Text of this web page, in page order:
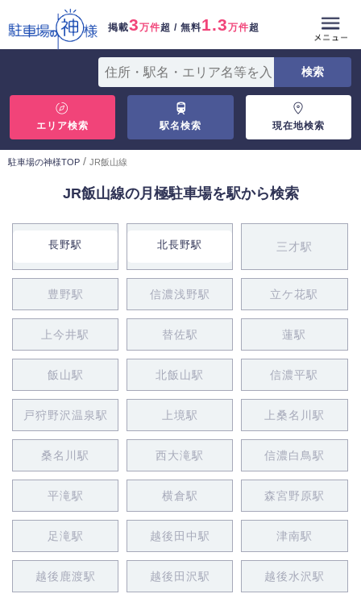
掲載3万件超 / 無料1.3万件超
エリア検索 駅名検索 現在地検索
駐車場の神様TOP / JR飯山線
JR飯山線の月極駐車場を駅から検索
長野駅 北長野駅 三才駅
豊野駅 信濃浅野駅 立ケ花駅
上今井駅 替佐駅 蓮駅
飯山駅 北飯山駅 信濃平駅
戸狩野沢温泉駅 上境駅 上桑名川駅
桑名川駅 西大滝駅 信濃白鳥駅
平滝駅 横倉駅 森宮野原駅
足滝駅 越後田中駅 津南駅
越後鹿渡駅 越後田沢駅 越後水沢駅